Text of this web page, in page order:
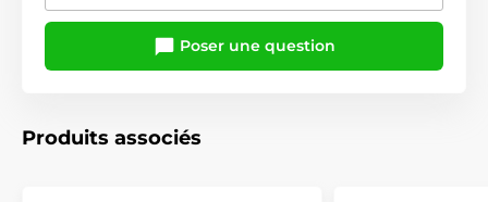
Poser une question
Produits associés